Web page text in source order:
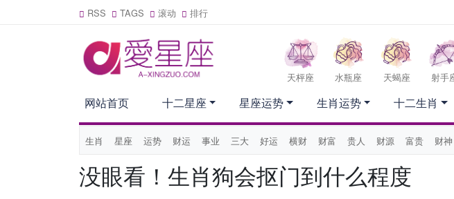
RSS TAGS 滚动 排行
天枰座 水瓶座 天蝎座 射手
网站首页
生肖 星座 运势 财运 事业 三大 好运 横财 财富 贵人 财源 富贵 财神
十二星座 星座运势 生肖运势 十二生肖
没眼看！生肖狗会抠门到什么程度